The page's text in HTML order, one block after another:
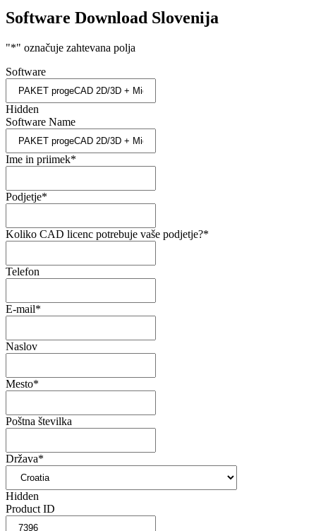
Software Download Slovenija
"*" označuje zahtevana polja
Software
Hidden
Software Name
Ime in priimek*
Podjetje*
Koliko CAD licenc potrebuje vaše podjetje?*
Telefon
E-mail*
Naslov
Mesto*
Poštna številka
Država*
Hidden
Product ID